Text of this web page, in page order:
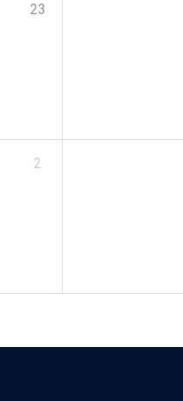
23
2